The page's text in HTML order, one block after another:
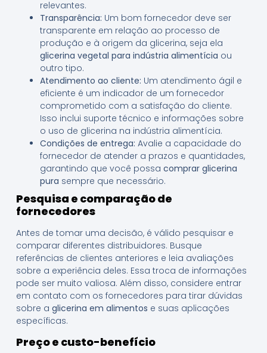
relevantes.
Transparência: Um bom fornecedor deve ser
transparente em relação ao processo de
produção e à origem da glicerina, seja ela
glicerina vegetal para indústria alimentícia ou
outro tipo.
Atendimento ao cliente: Um atendimento ágil e
eficiente é um indicador de um fornecedor
comprometido com a satisfação do cliente.
Isso inclui suporte técnico e informações sobre
o uso de glicerina na indústria alimentícia.
Condições de entrega: Avalie a capacidade do
fornecedor de atender a prazos e quantidades,
garantindo que você possa comprar glicerina
pura sempre que necessário.
Pesquisa e comparação de
fornecedores
Antes de tomar uma decisão, é válido pesquisar e
comparar diferentes distribuidores. Busque
referências de clientes anteriores e leia avaliações
sobre a experiência deles. Essa troca de informações
pode ser muito valiosa. Além disso, considere entrar
em contato com os fornecedores para tirar dúvidas
sobre a glicerina em alimentos e suas aplicações
específicas.
Preço e custo-benefício